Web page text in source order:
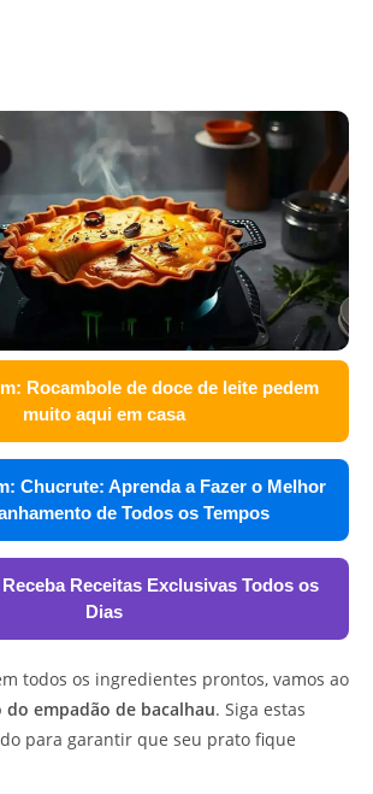
Rocambole de doce de leite pedem
muito aqui em casa
Chucrute: Aprenda a Fazer o Melhor
de Todos os Tempos
Receba Receitas Exclusivas Todos os
Dias
todos os ingredientes prontos, vamos ao
empadão de bacalhau. Siga estas
para garantir que seu prato fique